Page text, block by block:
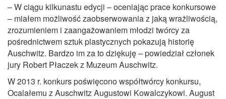
– W ciągu kilkunastu edycji – oceniając prace konkursowe
– miałem możliwość zaobserwowania z jaką wrażliwością,
zrozumieniem i zaangażowaniem młodzi twórcy za
pośrednictwem sztuk plastycznych pokazują historię
Auschwitz. Bardzo im za to dziękuję – powiedział członek
jury Robert Płaczek z Muzeum Auschwitz.
W 2013 r. konkurs poświęcono współtwórcy konkursu,
Ocalałemu z Auschwitz Augustowi Kowalczykowi. August